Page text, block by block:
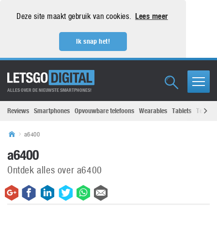
Deze site maakt gebruik van cookies. Lees meer
Ik snap het!
ALLES OVER DE NIEUWSTE SMARTPHONES!
Reviews Smartphones Opvouwbare telefoons Wearables Tablets
a6400
a6400
Ontdek alles over a6400